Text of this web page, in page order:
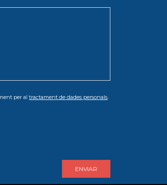
per al tractament de dades personals.